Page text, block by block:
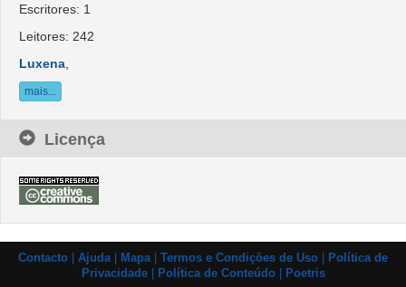
Escritores: 1
Leitores: 242
Luxena
mais...
Licença
Contacto Ajuda| Mapa| Termos e Condições de Uso
Política de
Privacidade| Política de Conteúdo| Poetris